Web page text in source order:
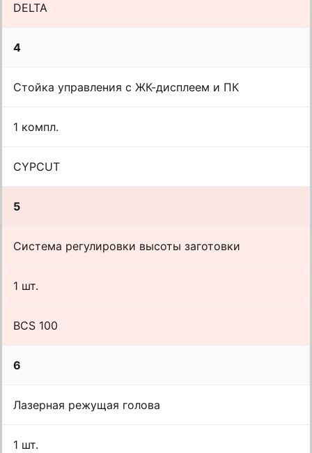
DELTA
4
Стойка управления с ЖК-дисплеем и ПК
1 компл.
CYPCUT
5
Система регулировки высоты заготовки
1 шт.
BCS 100
6
Лазерная режущая голова
1 шт.